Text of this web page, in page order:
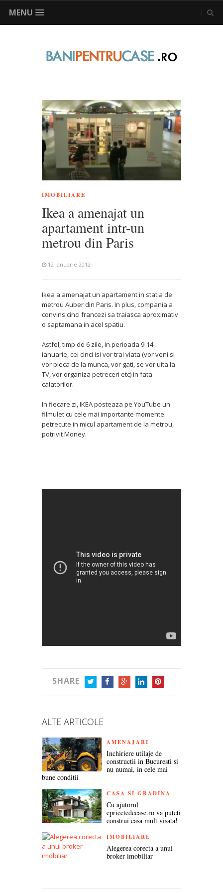
MENU
IMOBILIARE
Ikea a amenajat un
apartament intr-un
metrou din Paris
12 ianuarie 2012
Ikea a amenajat un apartament in statia de
metrou Auber din Paris. In plus, compania a
convins cinci francezi sa traiasca aproximativ
o saptamana in acel spatiu.
Astfel, timp de 6 zile, in perioada 9-14
ianuarie, cei cinci isi vor trai viata (vor veni si
vor pleca de la munca, vor gati, se vor uita la
TV, vor organiza petreceri etc) in fata
calatorilor.
In fiecare zi, IKEA posteaza pe YouTube un
filmulet cu cele mai importante momente
petrecute in micul apartament de la metrou,
potrivit Money.
SHARE
ALTE ARTICOLE
AMENAJARI
Inchiriere utilaje de
constructii in Bucuresti si
nu numai, in cele mai
bune conditii
CASA SI GRADINA
Cu ajutorul
epriectedecase.ro va puteti
construi casa mult visata!
IMOBILIARE
Alegerea corecta a unui
broker imobiliar